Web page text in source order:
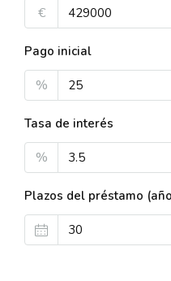
€
Pago inicial
%
Tasa de interés
%
Plazos del préstamo